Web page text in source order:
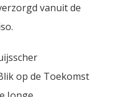
vanuit de
op de Toekomst